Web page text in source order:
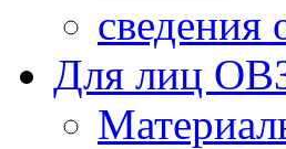
сведения
Для лиц